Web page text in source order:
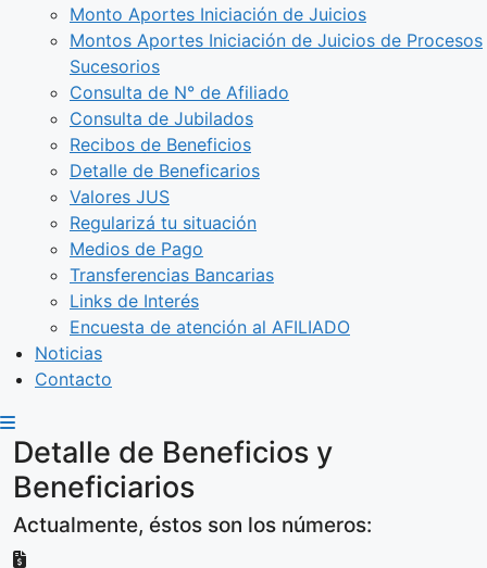
Monto Aportes Iniciación de Juicios
Montos Aportes Iniciación de Juicios de Procesos
Sucesorios
Consulta de N° de Afiliado
Consulta de Jubilados
Recibos de Beneficios
Detalle de Beneficarios
Valores JUS
Regularizá tu situación
Medios de Pago
Transferencias Bancarias
Links de Interés
Encuesta de atención al AFILIADO
Noticias
Contacto
Detalle de Beneficios y
Beneficiarios
Actualmente, éstos son los números: